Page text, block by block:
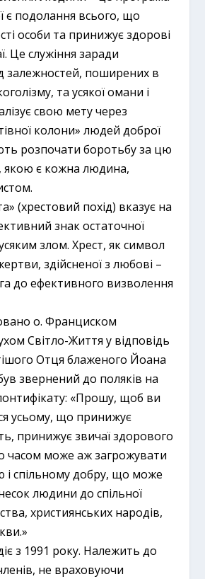
є подолання всього, що
особи та принижує здорові
Це служіння заради
залежностей, поширених в
та усякої омани і
свою мету через
колони» людей доброї
розпочати боротьбу за цю
якою є кожна людина,
(хрестовий похід) вказує на
знак остаточної
злом. Хрест, як символ
здійсненої з любові –
до ефективного визволення
о. Франциском
Світло-Життя у відповідь
Отця блаженого Йоана
звернений до поляків на
«Прошу, щоб ви
усьому, що принижує
принижує звичаї здорового
часом може аж загрожувати
і спільному добру, що може
людини до спільної
християнських народів,
з 1991 року. Належить до
не враховуючи